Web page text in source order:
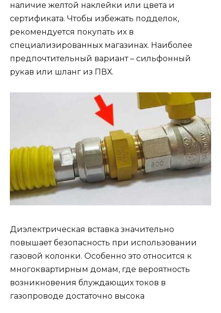
наличие желтой наклейки или цвета и
сертификата. Чтобы избежать подделок,
рекомендуется покупать их в
специализированных магазинах. Наиболее
предпочтительный вариант – сильфонный
рукав или шланг из ПВХ.
Диэлектрическая вставка значительно
повышает безопасность при использовании
газовой колонки. Особенно это относится к
многоквартирным домам, где вероятность
возникновения блуждающих токов в
газопроводе достаточно высока